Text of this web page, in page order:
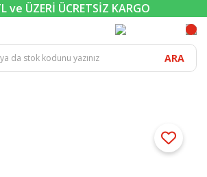
ve ÜZERİ ÜCRETSİZ KARGO
ARA